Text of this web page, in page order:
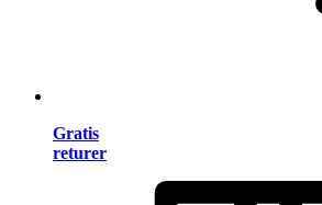
Gratis
returer